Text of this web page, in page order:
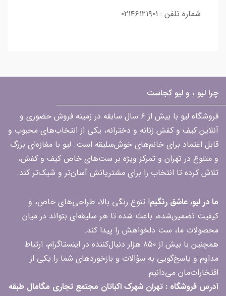
شماره تلفن : ۰۲۱۴۶۱۲۱۹۰۱
چرا لیو ، و لیو کجاست
فروشگاه لیو با بیش از ۶ سال سابقه در زمینه فروش حضوری و
آنلاین کیف و کفش زنانه و دخترانه، یکی از انتخاب‌های محبوب و
قابل اعتماد برای خانم‌های خوش‌سلیقه است. لیو با مغازه‌ای بزرگ
و متنوع در تهران و تمرکز ویژه بر ست‌های خاص کیف و کفش،
تلاش کرده تا انتخاب را برای مشتریانش آسان‌تر و شیک‌تر کند.
ما در لیو، عاشق رنگیم! تنوع رنگی بالا، طراحی‌های خاص، و
کیفیت تضمین‌شده، باعث شده تا هر سلیقه‌ای بتواند در میان
محصولات ما، ست دلخواهش را پیدا کند.
همچنین با بیش از ۸۵۰ هزار دنبال‌کننده در اینستاگرام، ارتباط
مداوم و پاسخ‌گویی به سؤالات و بازخوردهای شما را یکی از
افتخارات‌مان می‌دانیم
آدرس فروشگاه : تهران شهرک اکباتان مجتمع تجاری مگامال طبقه